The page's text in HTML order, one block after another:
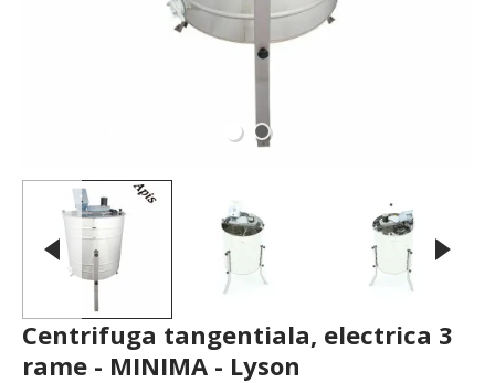
Centrifuga tangentiala, electrica 3
rame - MINIMA - Lyson